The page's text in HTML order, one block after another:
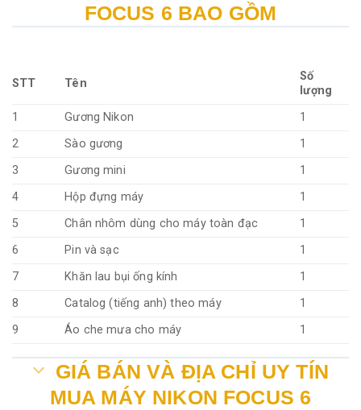
FOCUS 6 BAO GỒM
STT Tên
Số
lượng
1
Gương Nikon
1
2
Sào gương
1
3
Gương mini
1
4
Hộp đựng máy
1
5
Chân nhôm dùng cho máy toàn đạc
1
6
Pin và sạc
1
7
Khăn lau bụi ống kính
1
8
Catalog (tiếng anh) theo máy
1
9
Áo che mưa cho máy 1
GIÁ BÁN VÀ ĐỊA CHỈ UY TÍN
MUA MÁY NIKON FOCUS 6